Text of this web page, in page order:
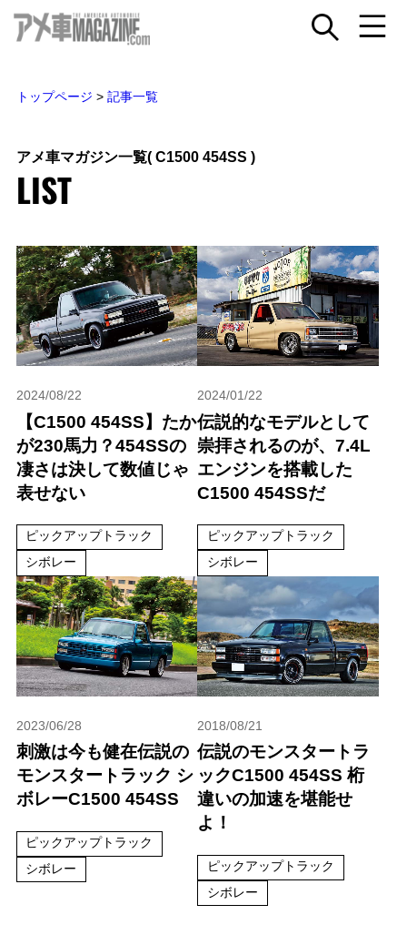
トップページ > 記事一覧
アメ車マガジン一覧( C1500 454SS )
LIST
2024/08/22
【C1500 454SS】たか
が230馬力？454SSの
凄さは決して数値じゃ
表せない
ピックアップトラック
シボレー
2024/01/22
伝説的なモデルとして
崇拝されるのが、7.4L
エンジンを搭載した
C1500 454SSだ
ピックアップトラック
シボレー
2023/06/28
刺激は今も健在伝説の
モンスタートラック シ
ボレーC1500 454SS
ピックアップトラック
シボレー
2018/08/21
伝説のモンスタートラ
ックC1500 454SS 桁
違いの加速を堪能せ
よ！
ピックアップトラック
シボレー